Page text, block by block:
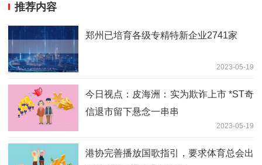
推荐内容
郑州已培育各级专精特新企业2741家
2023-05-19
今日视点：皮海洲：实为欺诈上市 *ST奇
信退市留下悬念一串串
2023-05-19
港协完善播放国歌指引，要求体育总会出